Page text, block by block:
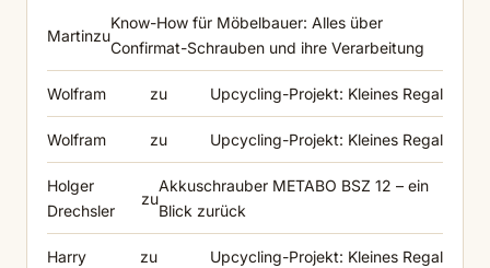
Martinzu
Know-How für Möbelbauer: Alles über
Confirmat-Schrauben und ihre Verarbeitung
Wolfram zu Upcycling-Projekt: Kleines Regal
Wolfram zu Upcycling-Projekt: Kleines Regal
Holger
Drechsler
zu
Akkuschrauber METABO BSZ 12 – ein
Blick zurück
Harry zu Upcycling-Projekt: Kleines Regal